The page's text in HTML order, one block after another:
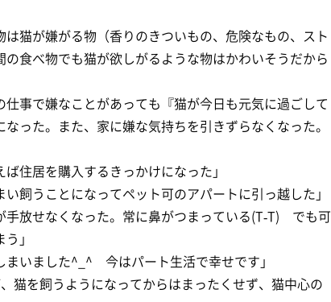
猫が嫌がる物（香りのきついもの、危険なもの、スト
食べ物でも猫が欲しがるような物はかわいそうだから
事で嫌なことがあっても『猫が今日も元気に過ごして
った。また、家に嫌な気持ちを引きずらなくなった。
住居を購入するきっかけになった」
飼うことになってペット可のアパートに引っ越した」
手放せなくなった。常に鼻がつまっている(T-T) でも可
」
いました^_^ 今はパート生活で幸せです」
猫を飼うようになってからはまったくせず、猫中心の